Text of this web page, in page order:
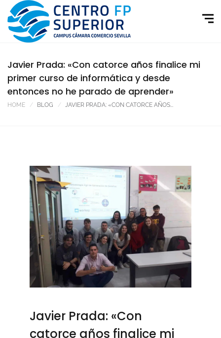
Javier Prada: «Con catorce años finalice mi
primer curso de informática y desde
entonces no he parado de aprender»
HOME BLOG JAVIER PRADA: «CON CATORCE AÑOS...
Javier Prada: «Con
catorce años finalice mi